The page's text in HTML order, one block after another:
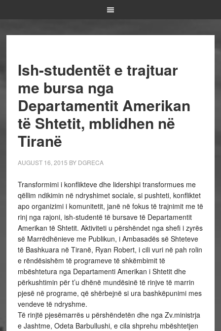
Ish-studentët e trajtuar
me bursa nga
Departamentit Amerikan
të Shtetit, mblidhen në
Tiranë
AUGUST 16, 2015 BY DGRECA
Transformimi i konflikteve dhe lidershipi transformues me
qëllim ndikimin në ndryshimet sociale, si pushteti, konfliktet
apo organizimi i komunitetit, janë në fokus të trajnimit me të
rinj nga rajoni, ish-studentë të bursave të Departamentit
Amerikan të Shtetit. Aktiviteti u përshëndet nga shefi i zyrës
së Marrëdhënieve me Publikun, i Ambasadës së Shteteve
të Bashkuara në Tiranë, Ryan Robert, i cili vuri në pah rolin
e rëndësishëm të programeve të shkëmbimit të
mbështetura nga Departamenti Amerikan i Shtetit dhe
përkushtimin për t’u dhënë mundësinë të rinjve të marrin
pjesë në programe, që shërbejnë si ura bashkëpunimi mes
vendeve të ndryshme.
Të rinjtë pjesëmarrës u përshëndetën dhe nga Zv.ministrja
e Jashtme, Odeta Barbullushi, e cila shprehu mbështetjen